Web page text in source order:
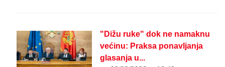
"Dižu ruke" dok ne namaknu
većinu: Praksa ponavljanja
glasanja u...